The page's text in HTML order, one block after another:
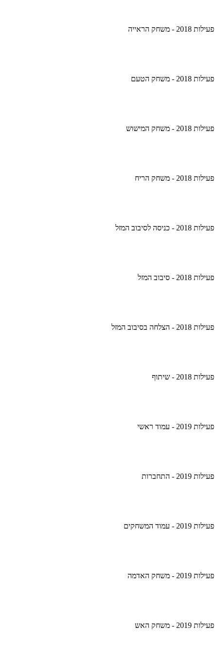
פעילות 2018 - משחק הראייה
פעילות 2018 - משחק הטעם
פעילות 2018 - משחק המישוש
פעילות 2018 - משחק הריח
פעילות 2018 - כניסה לסיבוב המזל
פעילות 2018 - סיבוב המזל
פעילות 2018 - הצלחה בסיבוב המזל
פעילות 2018 - שיתוף
פעילות 2019 - עמוד ראשי
פעילות 2019 - התחברות
פעילות 2019 - עמוד המשחקים
פעילות 2019 - משחק האדמה
פעילות 2019 - משחק האש